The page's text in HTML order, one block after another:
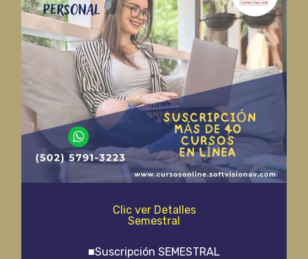
Clic ver Detalles
Semestral
■Suscripción SEMESTRAL